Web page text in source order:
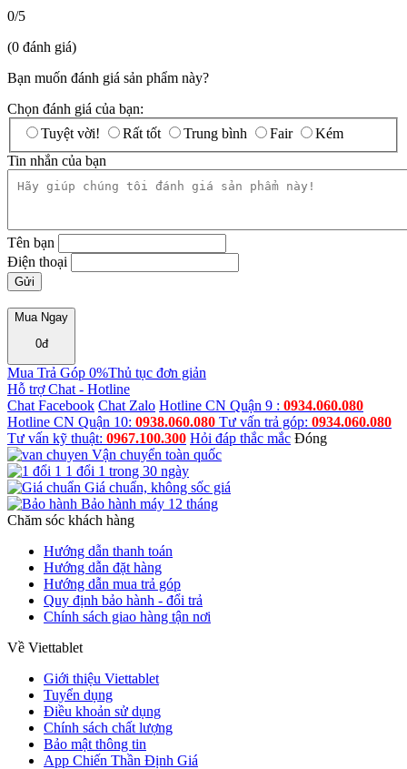
0/5
(0 đánh giá)
Bạn muốn đánh giá sản phẩm này?
Chọn đánh giá của bạn:
Tuyệt vời!
Rất tốt Trung bình Fair
Kém
Tin nhắn của bạn
Tên bạn
Điện thoại
Mua Ngay
0đ
Mua Trả Góp 0%Thủ tục đơn giản
Hỗ trợChat - Hotline
Chat Facebook Chat Zalo Hotline CN Quận 9 : 0934.060.080
Hotline CN Quận 10: 0938.060.080 Tư vấn trả góp: 0934.060.080
Tư vấn kỹ thuật: 0967.100.300 Hỏi đáp thắc mắc Đóng
Vận chuyển toàn quốc
1 đổi 1 trong 30 ngày
Giá chuẩn, không sốc giá
Bảo hành máy 12 tháng
Chăm sóc khách hàng
Hướng dẫn thanh toán
Hướng dẫn đặt hàng
Hướng dẫn mua trả góp
Quy định bảo hành - đổi trả
Chính sách giao hàng tận nơi
Về Viettablet
Giới thiệu Viettablet
Tuyển dụng
Điều khoản sử dụng
Chính sách chất lượng
Bảo mật thông tin
App Chiến Thần Định Giá